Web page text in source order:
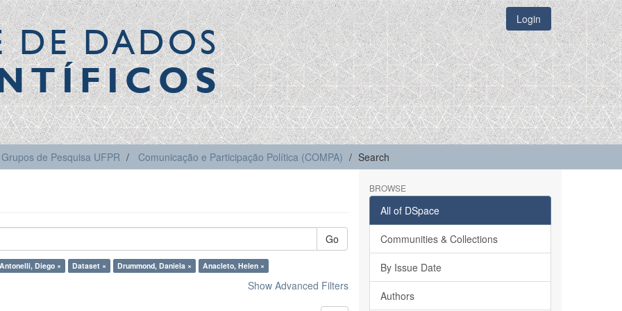
DE DADOS Login
Grupos de Pesquisa UFPR Comunicação e Participação Política (COMPA) Search
Go
Antonelli, Diego × Dataset × Drummond, Daniela × Anacleto, Helen ×
Show Advanced Filters
BROWSE
All of DSpace
Communities & Collections
By Issue Date
Authors